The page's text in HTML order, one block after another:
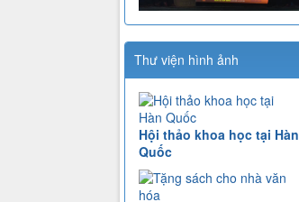
Thư viện hình ảnh
Hội thảo khoa học tại Hàn
Quốc